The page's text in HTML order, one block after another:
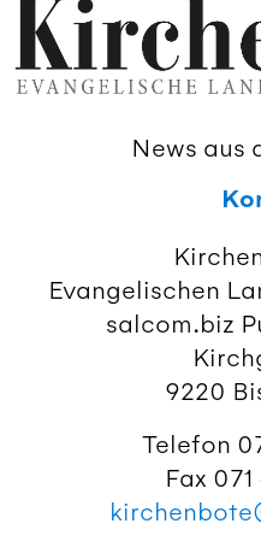
News aus
Evangelischen
salcom.biz
9220
Telefon
Fax